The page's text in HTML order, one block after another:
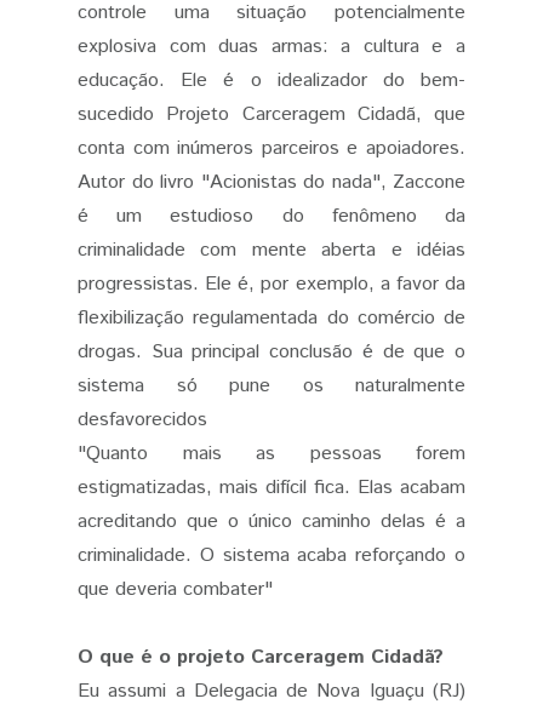
controle uma situação potencialmente
explosiva com duas armas: a cultura e a
educação. Ele é o idealizador do bem-
sucedido Projeto Carceragem Cidadã, que
conta com inúmeros parceiros e apoiadores.
Autor do livro "Acionistas do nada", Zaccone
é um estudioso do fenômeno da
criminalidade com mente aberta e idéias
progressistas. Ele é, por exemplo, a favor da
flexibilização regulamentada do comércio de
drogas. Sua principal conclusão é de que o
sistema só pune os naturalmente
desfavorecidos
"Quanto mais as pessoas forem
estigmatizadas, mais difícil fica. Elas acabam
acreditando que o único caminho delas é a
criminalidade. O sistema acaba reforçando o
que deveria combater"
O que é o projeto Carceragem Cidadã?
Eu assumi a Delegacia de Nova Iguaçu (RJ)